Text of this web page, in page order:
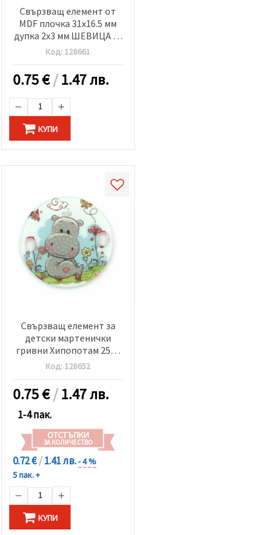
Свързващ елемент от
MDF плочка 31x16.5 мм
дупка 2x3 мм ШЕВИЦА -5
броя
Код: 128661
0.75€/1.47 лв.
КУПИ
Свързващ елемент за
детски мартенички
гривни Хипопотам 25x2
мм дупка 2x3 мм -5 броя
Код: 128652
0.75€/1.47 лв.
1-4 пак.
ОТСТЪПКИ
ЗА КОЛИЧЕСТВО
0.72 €/1.41 лв.- 4 %
5 пак. +
КУПИ